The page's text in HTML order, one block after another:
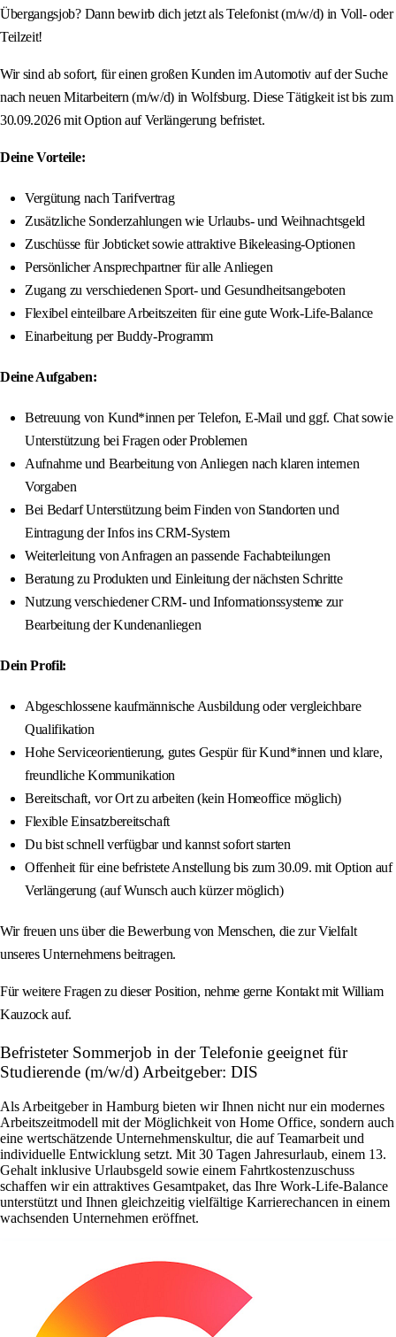
Übergangsjob? Dann bewirb dich jetzt als Telefonist (m/w/d) in Voll- oder
Teilzeit!
Wir sind ab sofort, für einen großen Kunden im Automotiv auf der Suche
nach neuen Mitarbeitern (m/w/d) in Wolfsburg. Diese Tätigkeit ist bis zum
30.09.2026 mit Option auf Verlängerung befristet.
Deine Vorteile:
Vergütung nach Tarifvertrag
Zusätzliche Sonderzahlungen wie Urlaubs- und Weihnachtsgeld
Zuschüsse für Jobticket sowie attraktive Bikeleasing-Optionen
Persönlicher Ansprechpartner für alle Anliegen
Zugang zu verschiedenen Sport- und Gesundheitsangeboten
Flexibel einteilbare Arbeitszeiten für eine gute Work-Life-Balance
Einarbeitung per Buddy-Programm
Deine Aufgaben:
Betreuung von Kund*innen per Telefon, E‑Mail und ggf. Chat sowie
Unterstützung bei Fragen oder Problemen
Aufnahme und Bearbeitung von Anliegen nach klaren internen
Vorgaben
Bei Bedarf Unterstützung beim Finden von Standorten und
Eintragung der Infos ins CRM-System
Weiterleitung von Anfragen an passende Fachabteilungen
Beratung zu Produkten und Einleitung der nächsten Schritte
Nutzung verschiedener CRM‑ und Informationssysteme zur
Bearbeitung der Kundenanliegen
Dein Profil:
Abgeschlossene kaufmännische Ausbildung oder vergleichbare
Qualifikation
Hohe Serviceorientierung, gutes Gespür für Kund*innen und klare,
freundliche Kommunikation
Bereitschaft, vor Ort zu arbeiten (kein Homeoffice möglich)
Flexible Einsatzbereitschaft
Du bist schnell verfügbar und kannst sofort starten
Offenheit für eine befristete Anstellung bis zum 30.09. mit Option auf
Verlängerung (auf Wunsch auch kürzer möglich)
Wir freuen uns über die Bewerbung von Menschen, die zur Vielfalt
unseres Unternehmens beitragen.
Für weitere Fragen zu dieser Position, nehme gerne Kontakt mit William
Kauzock auf.
Befristeter Sommerjob in der Telefonie geeignet für
Studierende (m/w/d) Arbeitgeber: DIS
Als Arbeitgeber in Hamburg bieten wir Ihnen nicht nur ein modernes
Arbeitszeitmodell mit der Möglichkeit von Home Office, sondern auch
eine wertschätzende Unternehmenskultur, die auf Teamarbeit und
individuelle Entwicklung setzt. Mit 30 Tagen Jahresurlaub, einem 13.
Gehalt inklusive Urlaubsgeld sowie einem Fahrtkostenzuschuss
schaffen wir ein attraktives Gesamtpaket, das Ihre Work-Life-Balance
unterstützt und Ihnen gleichzeitig vielfältige Karrierechancen in einem
wachsenden Unternehmen eröffnet.